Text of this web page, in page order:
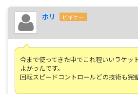
ホリ ビギナー
今まで使ってきた中でこれ程いいラケッ
よかったです。
回転スピードコントロールどの技術も完